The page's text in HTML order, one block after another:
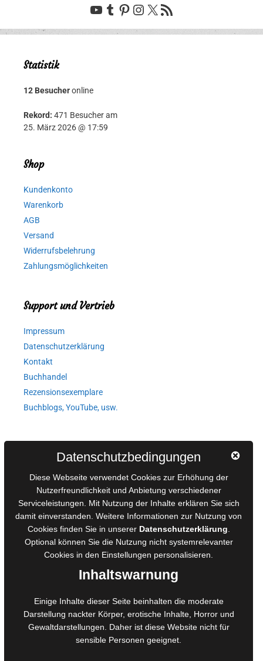
YouTube
Tumblr
Pinterest
Instagram
X RSS-Feed
Statistik
12 Besucheronline
Rekord: 471 Besucher am
25. März 2026 @ 17:59
Shop
Kundenkonto
Warenkorb
AGB
Versand
Widerrufsbelehrung
Zahlungsmöglichkeiten
Support und Vertrieb
Impressum
Datenschutzerklärung
Kontakt
Buchhandel
Rezensionsexemplare
Buchblogs, YouTube, usw.
AGB für Medienprojekte
Online-Artikel
Manuskripte einreichen
Ausschreibungen
Belegexemplare
Eigenbedarfsexemplare
Foto- und Bildbearbeitung
Fotorestauration
Creative Artwork
Datenschutzbedingungen
Diese Webseite verwendet Cookies zur Erhöhung der
Nutzerfreundlichkeit und Anbietung verschiedener
Serviceleistungen. Mit Nutzung der Inhalte erklären Sie sich
damit einverstanden. Weitere Informationen zur Nutzung von
Cookies finden Sie in unserer Datenschutzerklärung
Optional können Sie die Nutzung nicht systemrelevanter
Cookies in den Einstellungen personalisieren.
Inhaltswarnung
Einige Inhalte dieser Seite beinhalten die moderate
Darstellung nackter Körper, erotische Inhalte, Horror und
Gewaltdarstellungen. Daher ist diese Website nicht für
sensible Personen geeignet.